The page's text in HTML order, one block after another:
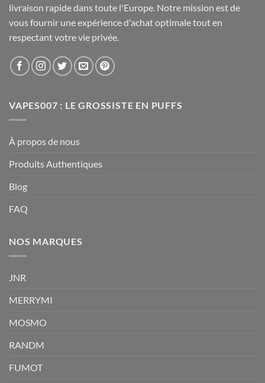
livraison rapide dans toute l'Europe. Notre mission est de
vous fournir une expérience d'achat optimale tout en
respectant votre vie privée.
VAPES007 : LE GROSSISTE EN PUFFS
À propos de nous
Produits Authentiques
Blog
FAQ
NOS MARQUES
JNR
MERRYMI
MOSMO
RANDM
FUMOT